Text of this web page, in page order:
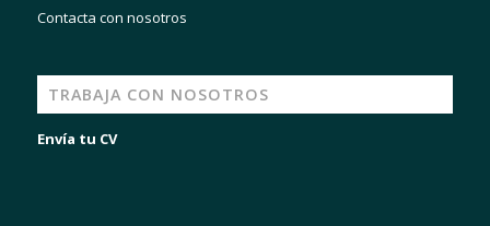
Contacta con nosotros
TRABAJA CON NOSOTROS
Envía tu CV